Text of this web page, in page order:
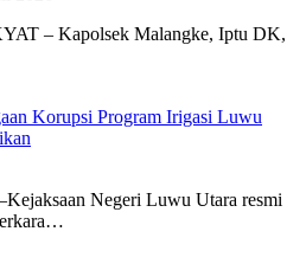
– Kapolsek Malangke, Iptu DK,
Korupsi Program Irigasi Luwu
Negeri Luwu Utara resmi